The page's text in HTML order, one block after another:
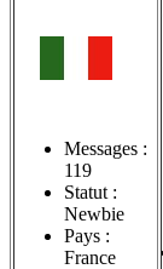
Messages :
119
Statut :
Newbie
Pays :
France